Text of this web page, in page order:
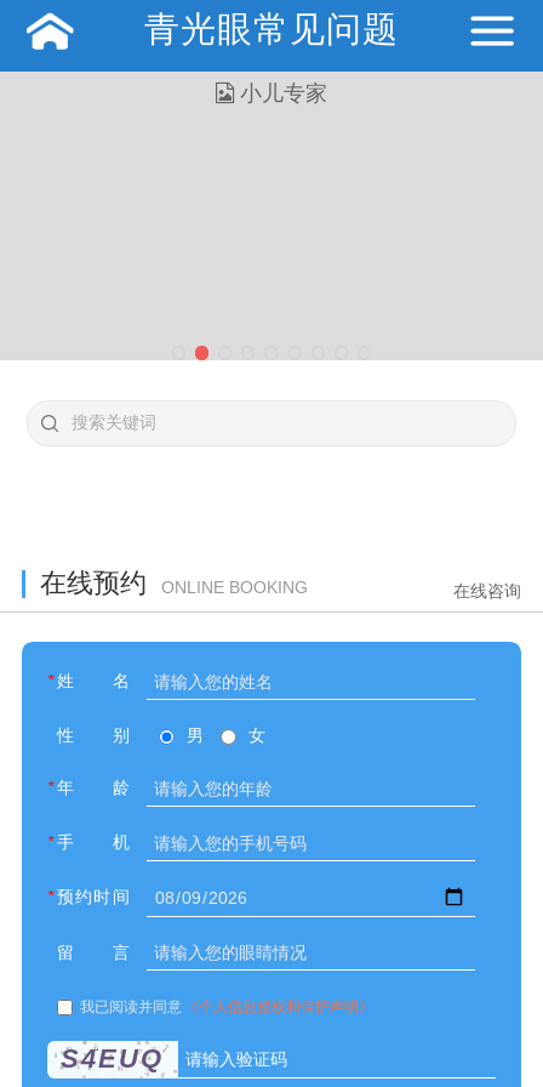
青光眼常见问题
在线预约 ONLINE BOOKING 在线咨询
* 姓名
性别 男 女
* 年龄
* 手机
* 预约时间
留言
我已阅读并同意 《个人信息授权和保护声明》
S4EUQ